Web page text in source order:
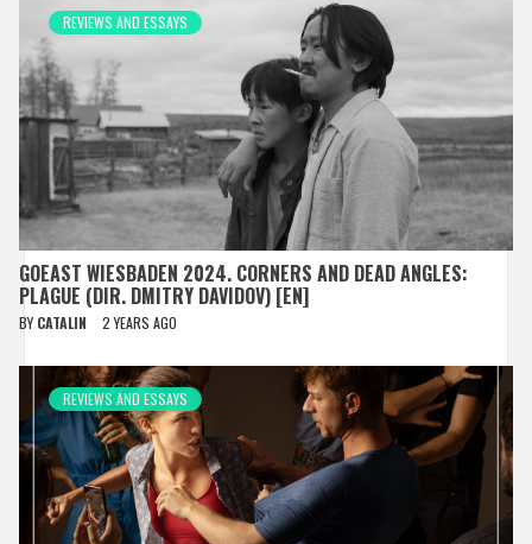
REVIEWS AND ESSAYS
GOEAST WIESBADEN 2024. CORNERS AND DEAD ANGLES:
PLAGUE (DIR. DMITRY DAVIDOV) [EN]
BY CATALIN 2 YEARS AGO
REVIEWS AND ESSAYS